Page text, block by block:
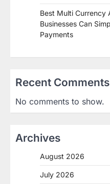
Best Multi Currency
Businesses Can
Payments
Recent Comments
No comments to show.
Archives
August 2026
July 2026